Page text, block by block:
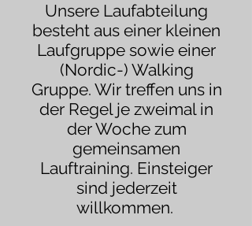
Unsere Laufabteilung
besteht aus einer kleinen
Laufgruppe sowie einer
(Nordic-) Walking
Gruppe. Wir treffen uns in
der Regel je zweimal in
der Woche zum
gemeinsamen
Lauftraining. Einsteiger
sind jederzeit
willkommen.